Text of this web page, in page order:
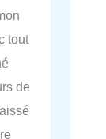
tout
de